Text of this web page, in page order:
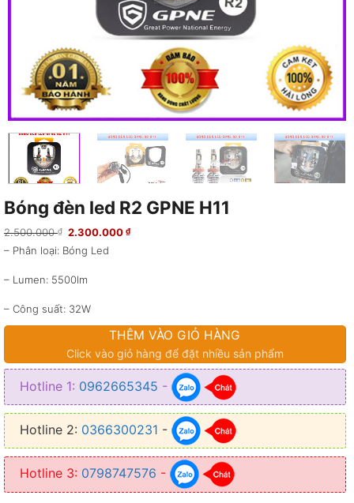
Bóng đèn led R2 GPNE H11
2.500.000₫
Giá
là:
2.300.000 ₫Giá
– Phân loại: Bóng Led
– Lumen: 5500lm
– Công suất: 32W
– Nhiệt độ màu: 6000~6500K
– Chân cắm: H11
THÊM VÀO GIỎ HÀNG
Click vào giỏ hàng để đặt nhiều sản phẩm
Hotline 1: 0962665345 -
Hotline 2: 0366300231 -
Hotline 3: 0798747576 -